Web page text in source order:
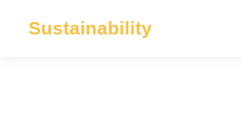
Sustainability